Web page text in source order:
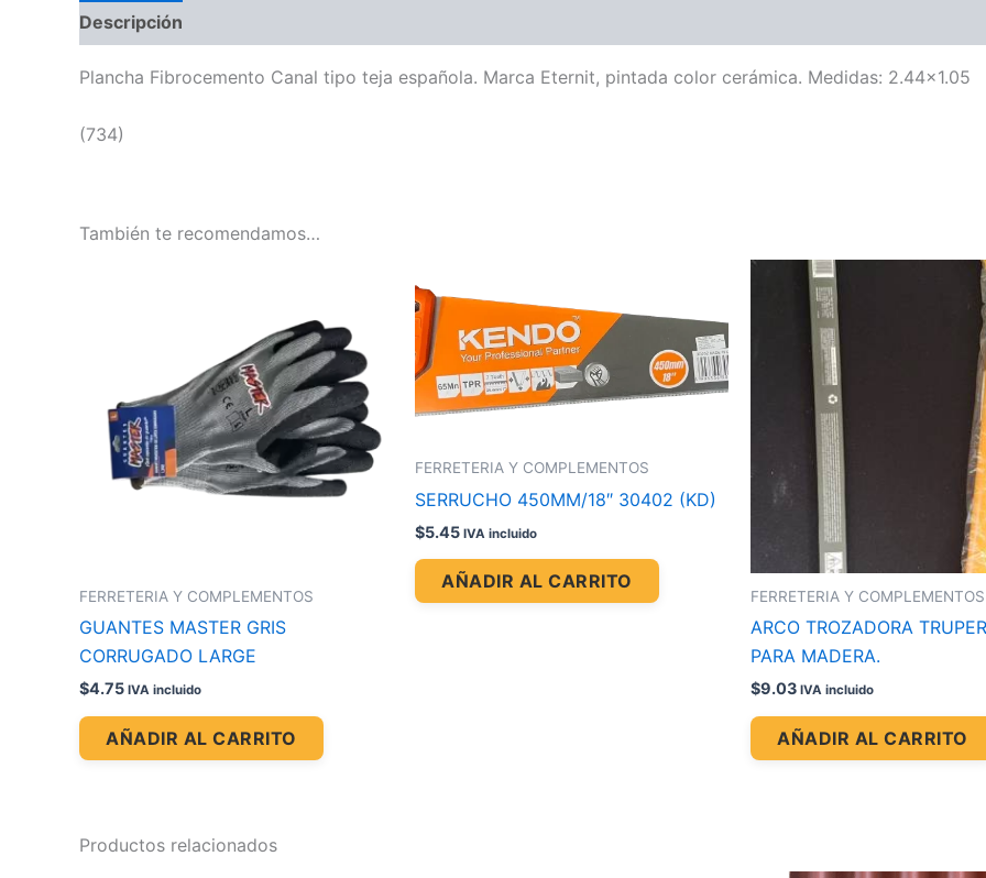
Descripción
Plancha Fibrocemento Canal tipo teja española. Marca Eternit, pintada color cerámica. Medidas: 2.44×1.05
(734)
También te recomendamos…
FERRETERIA Y COMPLEMENTOS
GUANTES MASTER GRIS
CORRUGADO LARGE
$4.75 IVA incluido
AÑADIR AL CARRITO
FERRETERIA Y COMPLEMENTOS
SERRUCHO 450MM/18″ 30402 (KD)
$5.45 IVA incluido
AÑADIR AL CARRITO
FERRETERIA Y COMPLEMENTOS
ARCO TROZADORA
PARA MADERA.
$9.03 IVA incluido
AÑADIR AL CARRITO
Productos relacionados